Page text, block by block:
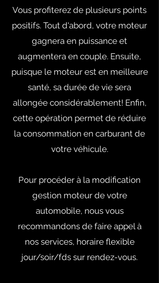
Vous profiterez de plusieurs points
positifs. Tout d'abord, votre moteur
gagnera en puissance et
augmentera en couple. Ensuite,
puisque le moteur est en meilleure
santé, sa durée de vie sera
allongée considérablement! Enfin,
cette opération permet de réduire
la consommation en carburant de
votre véhicule.
Pour procéder à la modification
gestion moteur de votre
automobile, nous vous
recommandons de faire appel à
nos services, horaire flexible
jour/soir/fds sur rendez-vous.